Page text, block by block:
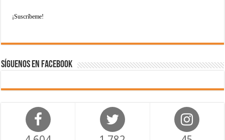
Síguenos en Facebook